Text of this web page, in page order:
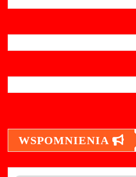
WSPOMNIENIA